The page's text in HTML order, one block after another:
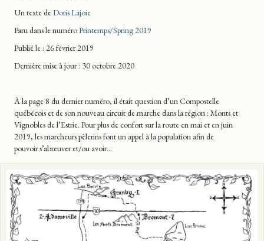
Un texte deDoris Lajoie
Paru dans le numéroPrintemps/Spring 2019
Publié le : 26 février 2019
Dernière mise à jour: 30 octobre 2020
À la page 8 du dernier numéro, il était question d’un Compostelle
québécois et de son nouveau circuit de marche dans la région : Monts et
Vignobles de l’Estrie. Pour plus de confort sur la route en mai et en juin
2019, les marcheurs pèlerins font un appel à la population afin de
pouvoir s’abreuver et/ou avoir…